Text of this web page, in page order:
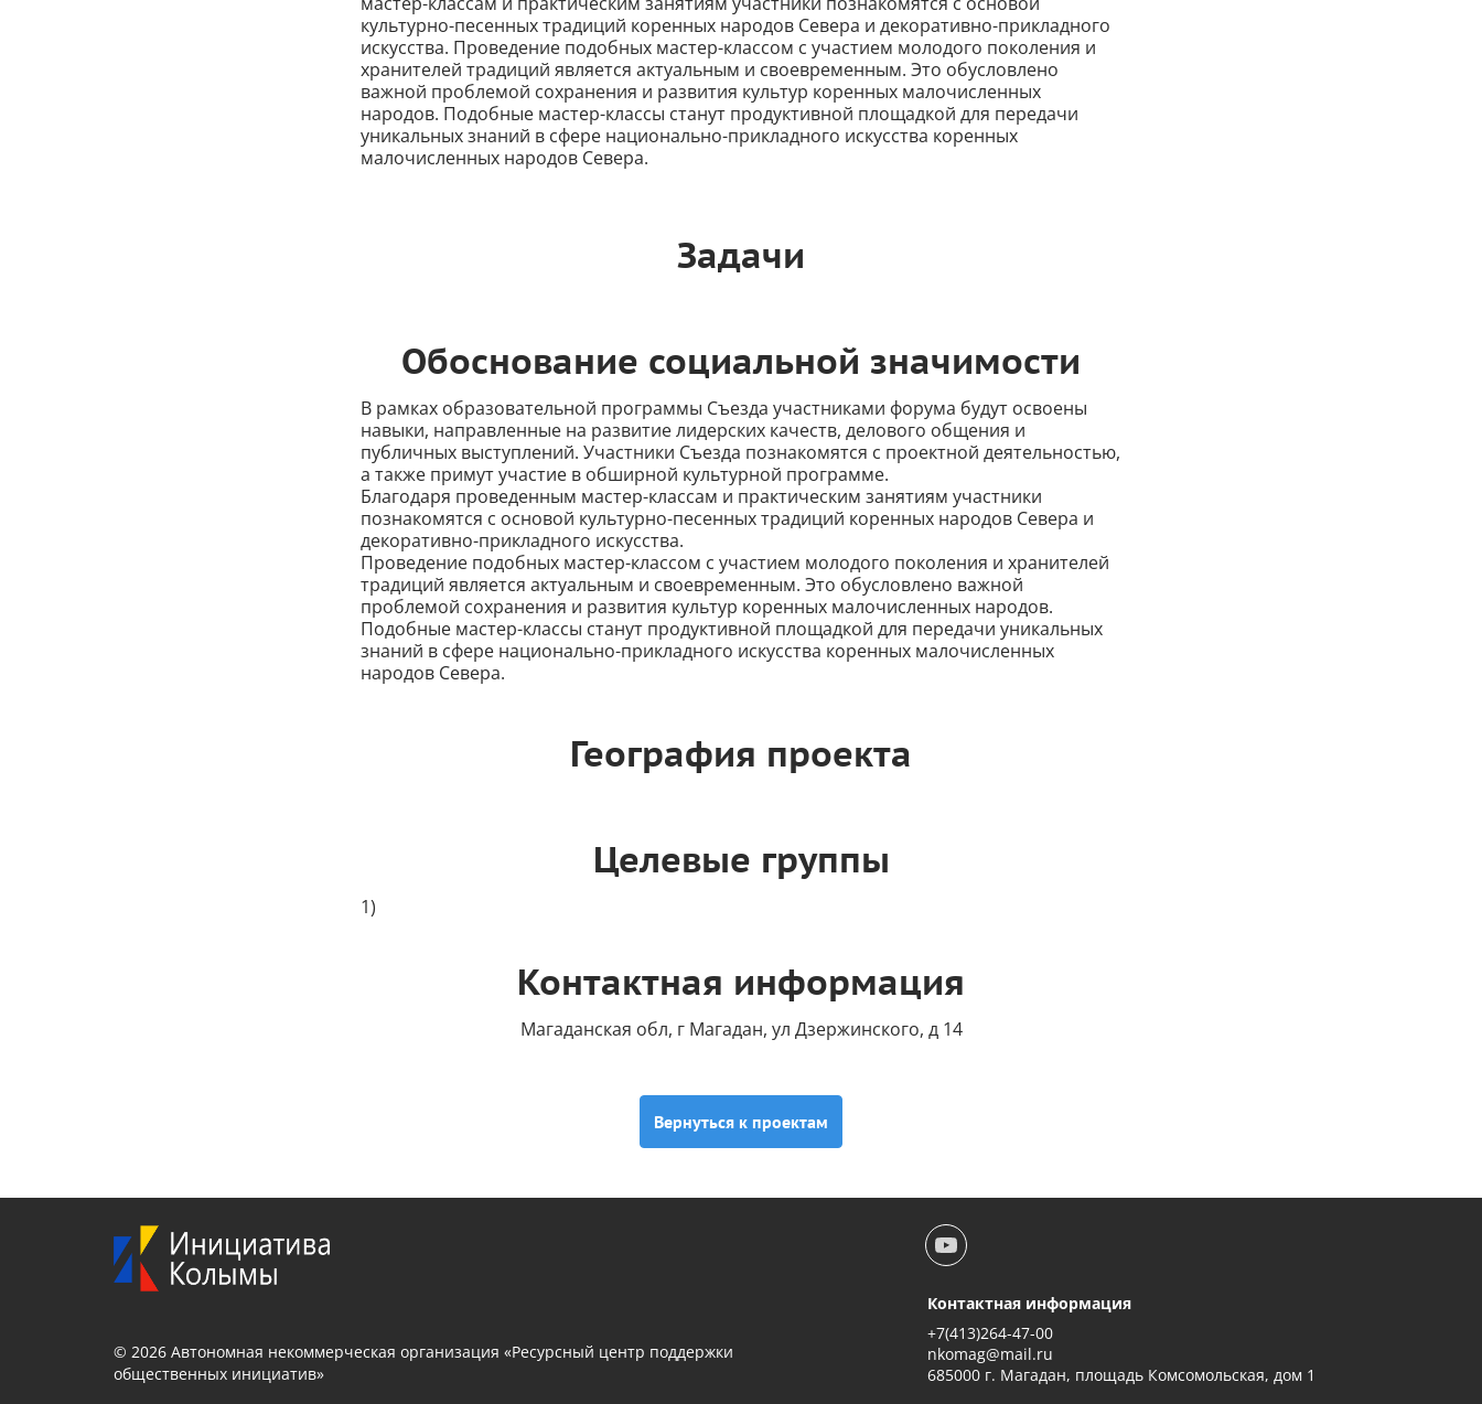
культурно-песенных традиций коренных народов Севера и декоративно-прикладного
искусства. Проведение подобных мастер-классом с участием молодого поколения и
хранителей традиций является актуальным и своевременным. Это обусловлено
важной проблемой сохранения и развития культур коренных малочисленных
народов. Подобные мастер-классы станут продуктивной площадкой для передачи
уникальных знаний в сфере национально-прикладного искусства коренных
малочисленных народов Севера.
Задачи
Обоснование социальной значимости
В рамках образовательной программы Съезда участниками форума будут освоены
навыки, направленные на развитие лидерских качеств, делового общения и
публичных выступлений. Участники Съезда познакомятся с проектной деятельностью,
а также примут участие в обширной культурной программе.
Благодаря проведенным мастер-классам и практическим занятиям участники
познакомятся с основой культурно-песенных традиций коренных народов Севера и
декоративно-прикладного искусства.
Проведение подобных мастер-классом с участием молодого поколения и хранителей
традиций является актуальным и своевременным. Это обусловлено важной
проблемой сохранения и развития культур коренных малочисленных народов.
Подобные мастер-классы станут продуктивной площадкой для передачи уникальных
знаний в сфере национально-прикладного искусства коренных малочисленных
народов Севера.
География проекта
Целевые группы
Контактная информация
Магаданская обл, г Магадан, ул Дзержинского, д 14
Вернуться к проектам
Контактная информация
+7(413)264-47-00
nkomag@mail.ru
685000 г. Магадан, площадь Комсомольская, дом 1
© 2026 Автономная некоммерческая организация «Ресурсный центр поддержки
общественных инициатив»